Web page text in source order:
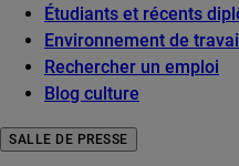
Étudiants et récents
Environnement de
Rechercher un emploi
Blog culture
SALLE DE PRESSE